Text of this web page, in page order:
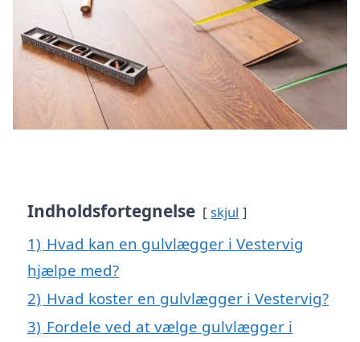
Indholdsfortegnelse skjul
1) Hvad kan en gulvlægger i Vestervig
hjælpe med?
2) Hvad koster en gulvlægger i Vestervig?
3) Fordele ved at vælge gulvlægger i